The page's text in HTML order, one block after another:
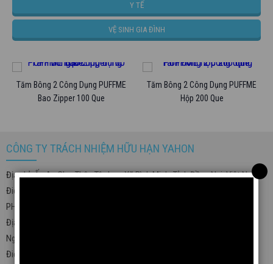
Y TẾ
VỆ SINH GIA ĐÌNH
Tăm Bông 2 Công Dụng PUFFME
Bao Zipper 100 Que
Tăm Bông 2 Công Dụng PUFFME
Hộp 200 Que
CÔNG TY TRÁCH NHIỆM HỮU HẠN YAHON
Địa chỉ: Ấp An Chu, Thôn Tây Lạc, Xã Bình Minh, Tỉnh Đồng Nai, Việt Nam.
Điện thoại (+84)251 3869561
PHÂN PHỐI BỞI: CÔNG TY TNHH YAHO
Địa chỉ: Văn phòng số 3.42 đến văn phòng số 3.54, khu văn phòng, 19-21
Nguyễn Văn Trỗi, Phường Phú Nhuận, Thành Phố Hồ Chí Minh, Việt Nam
Điện thoại (+84)28 39990889 (5 lines)